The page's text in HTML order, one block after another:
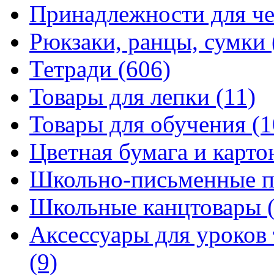
Принадлежности для
Рюкзаки, ранцы, сумки
Тетради (606)
Товары для лепки (11)
Товары для обучения
Цветная бумага и
Школьно-письменные
Школьные канцтовары
Аксессуары для уроков
(9)